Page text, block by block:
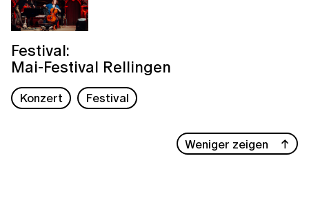
Festival:
Mai-Festival Rellingen
Konzert Festival
Weniger zeigen